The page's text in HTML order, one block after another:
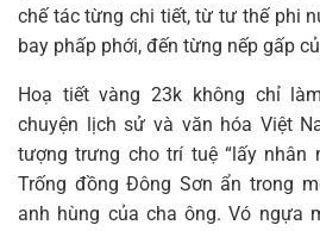
chế tác từng chi tiết, từ tư thế phi
bay phấp phới, đến từng nếp gấp
Hoạ tiết vàng 23k không chỉ
chuyện lịch sử và văn hóa Việt
tượng trưng cho trí tuệ “lấy nhân
Trống đồng Đông Sơn ẩn trong
anh hùng của cha ông. Vó ngựa